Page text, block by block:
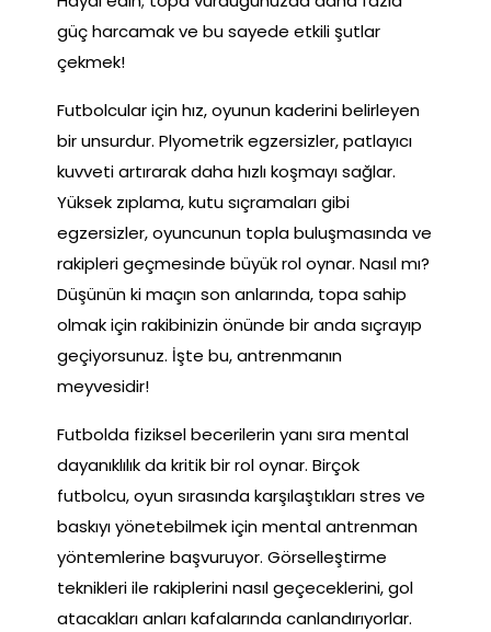
güç harcamak ve bu sayede etkili şutlar
çekmek!
Futbolcular için hız, oyunun kaderini belirleyen
bir unsurdur. Plyometrik egzersizler, patlayıcı
kuvveti artırarak daha hızlı koşmayı sağlar.
Yüksek zıplama, kutu sıçramaları gibi
egzersizler, oyuncunun topla buluşmasında ve
rakipleri geçmesinde büyük rol oynar. Nasıl mı?
Düşünün ki maçın son anlarında, topa sahip
olmak için rakibinizin önünde bir anda sıçrayıp
geçiyorsunuz. İşte bu, antrenmanın
meyvesidir!
Futbolda fiziksel becerilerin yanı sıra mental
dayanıklılık da kritik bir rol oynar. Birçok
futbolcu, oyun sırasında karşılaştıkları stres ve
baskıyı yönetebilmek için mental antrenman
yöntemlerine başvuruyor. Görselleştirme
teknikleri ile rakiplerini nasıl geçeceklerini, gol
atacakları anları kafalarında canlandırıyorlar.